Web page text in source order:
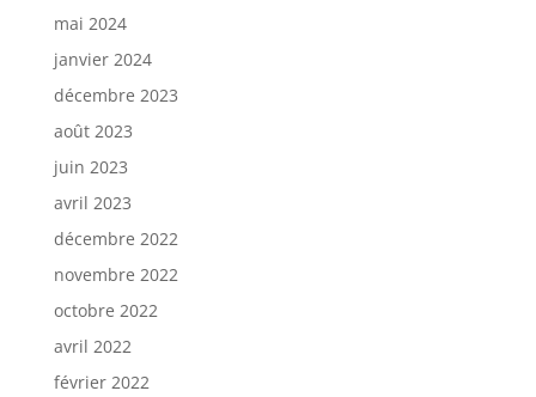
mai 2024
janvier 2024
décembre 2023
août 2023
juin 2023
avril 2023
décembre 2022
novembre 2022
octobre 2022
avril 2022
février 2022